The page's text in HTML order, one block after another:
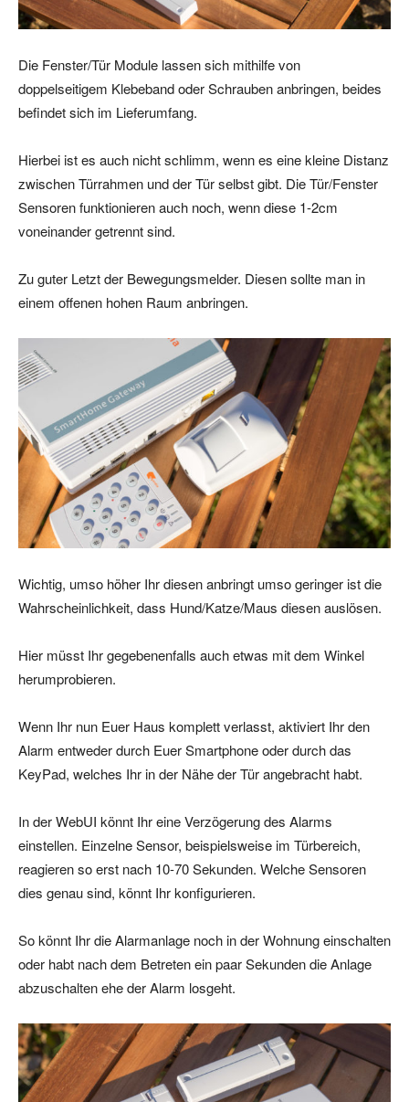
Die Fenster/Tür Module lassen sich mithilfe von
doppelseitigem Klebeband oder Schrauben anbringen, beides
befindet sich im Lieferumfang.
Hierbei ist es auch nicht schlimm, wenn es eine kleine Distanz
zwischen Türrahmen und der Tür selbst gibt. Die Tür/Fenster
Sensoren funktionieren auch noch, wenn diese 1-2cm
voneinander getrennt sind.
Zu guter Letzt der Bewegungsmelder. Diesen sollte man in
einem offenen hohen Raum anbringen.
Wichtig, umso höher Ihr diesen anbringt umso geringer ist die
Wahrscheinlichkeit, dass Hund/Katze/Maus diesen auslösen.
Hier müsst Ihr gegebenenfalls auch etwas mit dem Winkel
herumprobieren.
Wenn Ihr nun Euer Haus komplett verlasst, aktiviert Ihr den
Alarm entweder durch Euer Smartphone oder durch das
KeyPad, welches Ihr in der Nähe der Tür angebracht habt.
In der WebUI könnt Ihr eine Verzögerung des Alarms
einstellen. Einzelne Sensor, beispielsweise im Türbereich,
reagieren so erst nach 10-70 Sekunden. Welche Sensoren
dies genau sind, könnt Ihr konfigurieren.
So könnt Ihr die Alarmanlage noch in der Wohnung einschalten
oder habt nach dem Betreten ein paar Sekunden die Anlage
abzuschalten ehe der Alarm losgeht.